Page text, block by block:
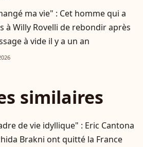
ma vie" : Cet homme qui a
à Willy Rovelli de rebondir après
à vide il y a un an
similaires
de vie idyllique" : Eric Cantona
Brakni ont quitté la France